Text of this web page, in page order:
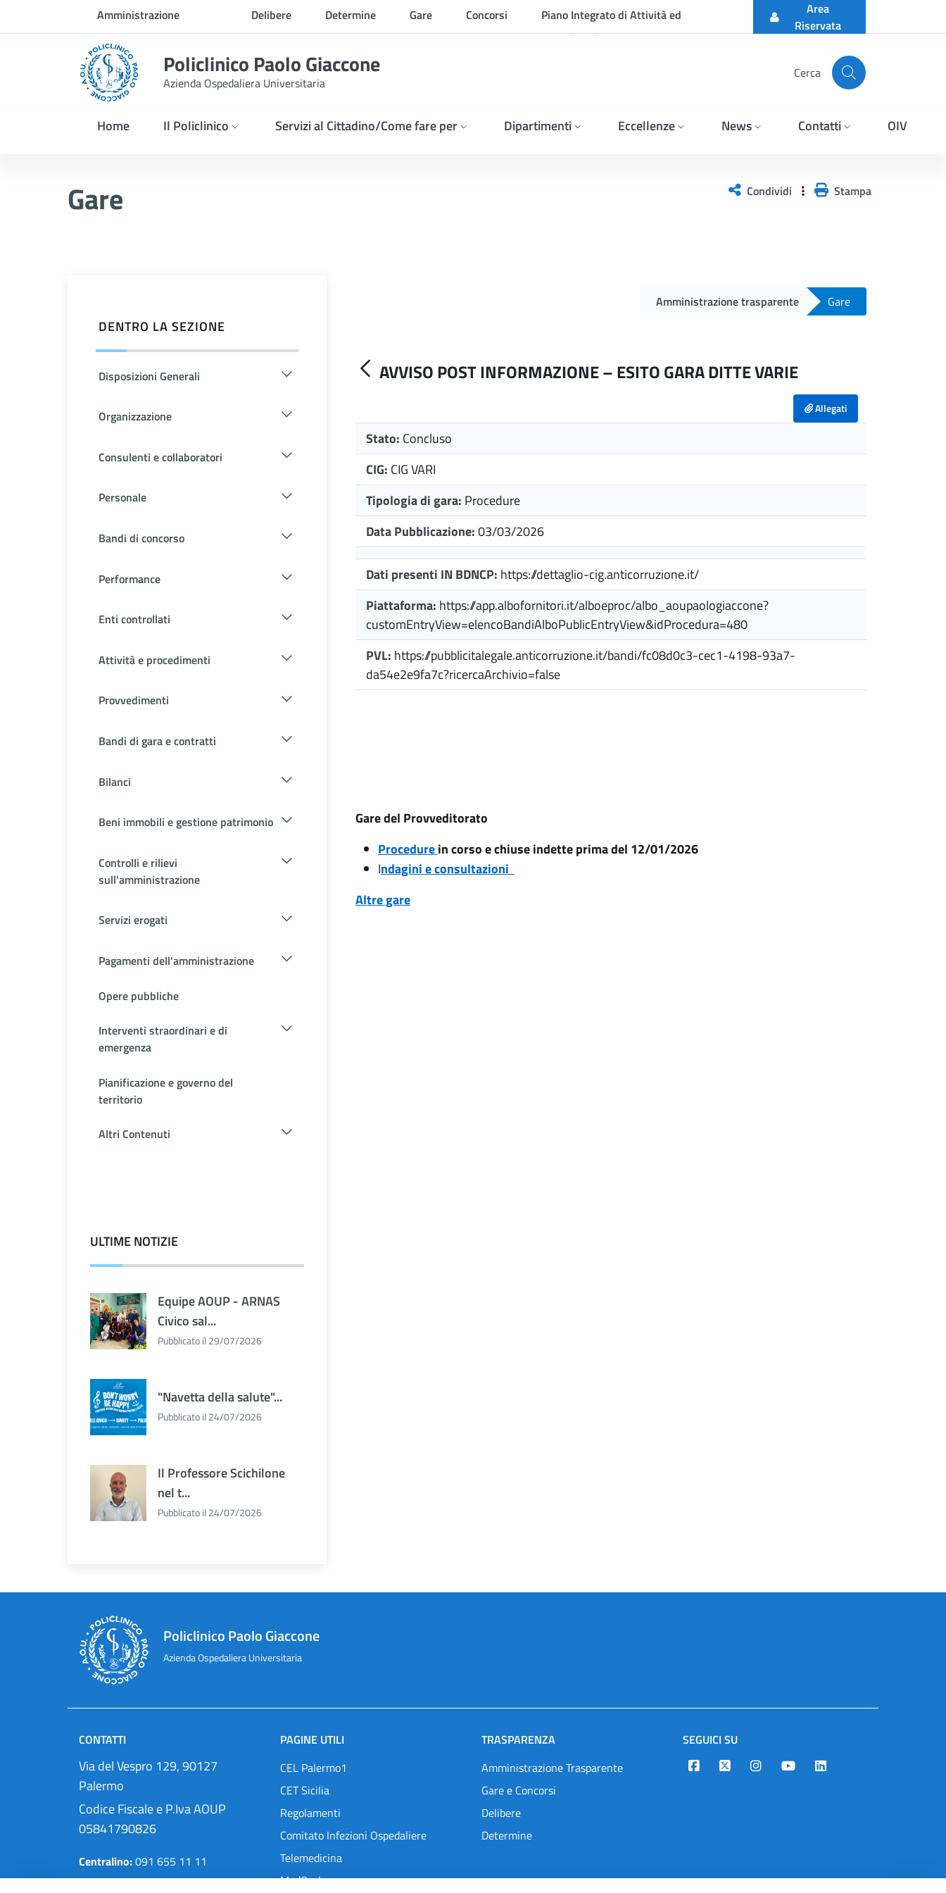
Skip to Main ContentAmministrazione
trasparente
Delibere Determine Gare Concorsi
Piano Integrato di Attività ed
Organizzazione
Area
Riservata
Policlinico Paolo Giaccone
Azienda Ospedaliera Universitaria
Cerca
Home Il Policlinico Servizi al Cittadino/Come fare per Dipartimenti Eccellenze News Contatti OIV
Gare Condividi Stampa
DENTRO LA SEZIONE
Disposizioni Generali
Organizzazione
Consulenti e collaboratori
Personale
Bandi di concorso
Performance
Enti controllati
Attività e procedimenti
Provvedimenti
Bandi di gara e contratti
Bilanci
Beni immobili e gestione patrimonio
Controlli e rilievi
sull'amministrazione
Servizi erogati
Pagamenti dell'amministrazione
Opere pubbliche
Interventi straordinari e di
emergenza
Pianificazione e governo del
territorio
Altri Contenuti
ULTIME NOTIZIE
Equipe AOUP - ARNAS
Civico sal...
Pubblicato il 29/07/2026
"Navetta della salute"...
Pubblicato il 24/07/2026
Il Professore Scichilone
nel t...
Pubblicato il 24/07/2026
Amministrazione trasparente Gare
AVVISO POST INFORMAZIONE – ESITO GARA DITTE VARIE
Allegati
Stato: Concluso
CIG: CIG VARI
Tipologia di gara: Procedure
Data Pubblicazione:03/03/2026
Dati presenti IN BDNCP: https://dettaglio-cig.anticorruzione.it/
Piattaforma: https://app.albofornitori.it/alboeproc/albo_aoupaologiaccone?
customEntryView=elencoBandiAlboPublicEntryView&idProcedura=480
PVL: https://pubblicitalegale.anticorruzione.it/bandi/fc08d0c3-cec1-4198-93a7-
da54e2e9fa7c?ricercaArchivio=false
Gare del Provveditorato
Procedurein corso e chiuse indette prima del 12/01/2026
Indagini e consultazioni
Altre gare
Policlinico Paolo Giaccone
Azienda Ospedaliera Universitaria
CONTATTI
Via del Vespro 129, 90127
Palermo
Codice Fiscale e P.Iva AOUP
05841790826
Centralino:091 655 11 11
Pec:protocollo@cert.policlinico.pa.it
PAGINE UTILI
CEL Palermo1
CET Sicilia
Regolamenti
Comitato Infezioni Ospedaliere
Telemedicina
MedOral
TRASPARENZA
Amministrazione Trasparente
Gare e Concorsi
Delibere
Determine
SEGUICI SU
Designers Italia
TwitterInstagramYoutubeLinkedin